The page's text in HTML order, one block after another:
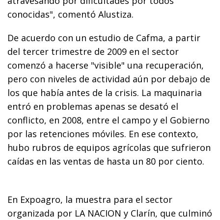
conocidas", comentó Alustiza.
De acuerdo con un estudio de Cafma, a partir
del tercer trimestre de 2009 en el sector
comenzó a hacerse "visible" una recuperación,
pero con niveles de actividad aún por debajo de
los que había antes de la crisis. La maquinaria
entró en problemas apenas se desató el
conflicto, en 2008, entre el campo y el Gobierno
por las retenciones móviles. En ese contexto,
hubo rubros de equipos agrícolas que sufrieron
caídas en las ventas de hasta un 80 por ciento.
En Expoagro, la muestra para el sector
organizada por LA NACION y Clarín, que culminó